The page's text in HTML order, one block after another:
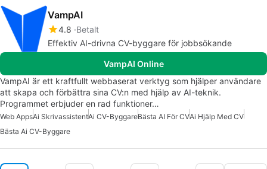
VampAI
4.8 Betalt
Effektiv AI-drivna CV-byggare för jobbsökande
VampAI Online
VampAI är ett kraftfullt webbaserat verktyg som hjälper användare
att skapa och förbättra sina CV:n med hjälp av AI-teknik.
Programmet erbjuder en rad funktioner…
Web AppsAi SkrivassistentAi CV-ByggareBästa AI För CVAi Hjälp Med CV
Bästa Ai CV-Byggare